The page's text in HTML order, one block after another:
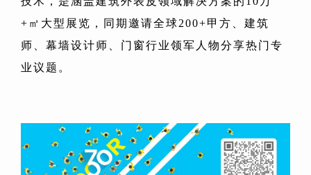
+㎡大型展览，同期邀请全球200+甲方、建筑
师、幕墙设计师、门窗行业领军人物分享热门专
业议题。